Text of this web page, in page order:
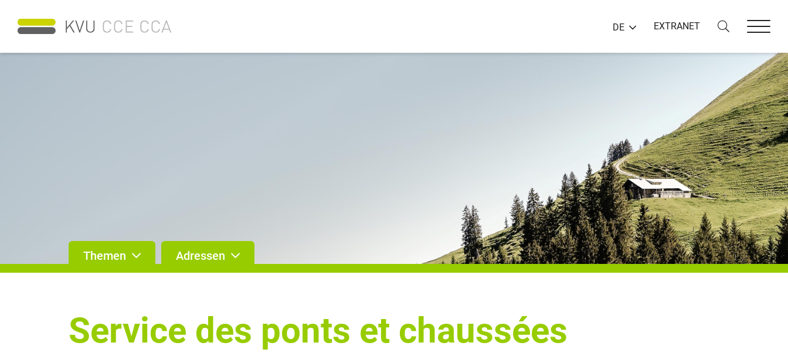
DE EXTRANET
Themen Adressen
Service des ponts et chaussées